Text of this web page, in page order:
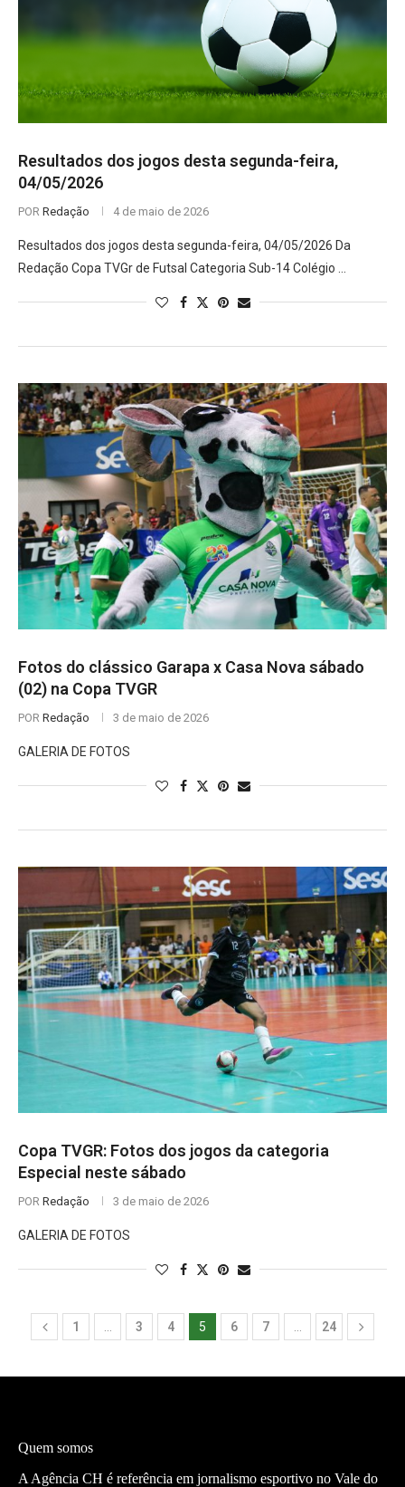
Resultados dos jogos desta segunda-feira,
04/05/2026
POR Redação 4 de maio de 2026
Resultados dos jogos desta segunda-feira, 04/05/2026 Da
Redação Copa TVGr de Futsal Categoria Sub-14 Colégio …
Fotos do clássico Garapa x Casa Nova sábado
(02) na Copa TVGR
POR Redação 3 de maio de 2026
GALERIA DE FOTOS
Copa TVGR: Fotos dos jogos da categoria
Especial neste sábado
POR Redação 3 de maio de 2026
GALERIA DE FOTOS
1 3 4 5 6 7 24
Quem somos
A Agência CH é referência em jornalismo esportivo no Vale do